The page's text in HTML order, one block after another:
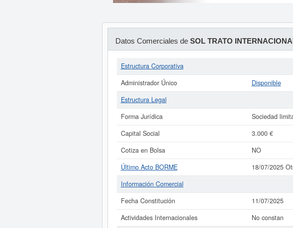
Datos Comerciales de SOL TRATO
Estructura Corporativa
Administrador Único
Disponible
Estructura Legal
Forma Jurídica
Sociedad
Capital Social
3.000 €
Cotiza en Bolsa
NO
Último Acto BORME
18/07/2025
Información Comercial
Fecha Constitución
11/07/2025
Actividades Internacionales
No constan